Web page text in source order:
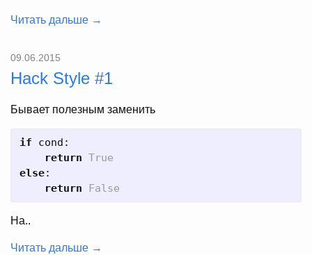
Читать дальше →
09.06.2015
Hack Style #1
Бывает полезным заменить
if cond :
return True
else:
return
False
На..
Читать дальше →